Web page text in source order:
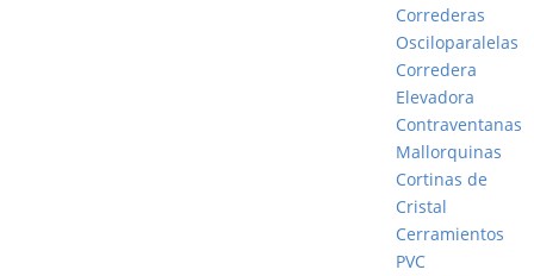
Correderas
Osciloparalelas
Corredera
Elevadora
Contraventanas
Mallorquinas
Cortinas de
Cristal
Cerramientos
PVC